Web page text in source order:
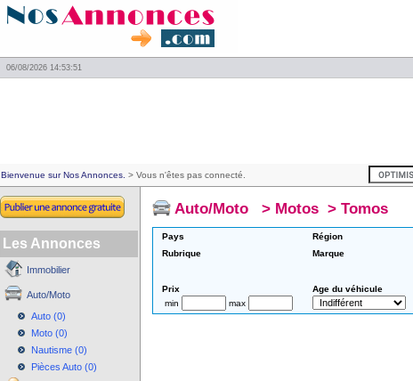
06/08/2026 14:53:51
Bienvenue sur Nos Annonces. > Vous n'êtes pas connecté.
Les Annonces
Immobilier
Auto/Moto
Auto (0)
Moto (0)
Nautisme (0)
Pièces Auto (0)
Auto/Moto > Motos> Tomos
Pays Région
Rubrique
Marque
Prix
Age du véhicule
min
max